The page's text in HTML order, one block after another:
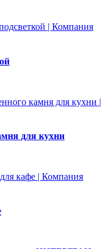
для кухни